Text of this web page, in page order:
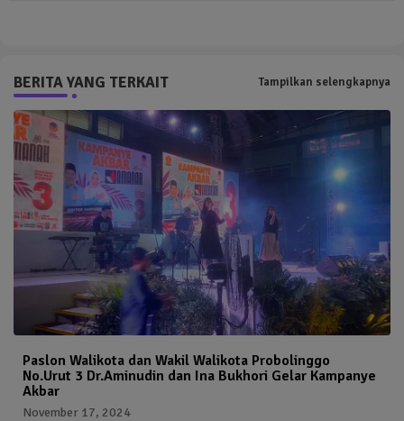
BERITA YANG TERKAIT Tampilkan selengkapnya
Paslon Walikota dan Wakil Walikota Probolinggo
No.Urut 3 Dr.Aminudin dan Ina Bukhori Gelar Kampanye
Akbar
November 17, 2024